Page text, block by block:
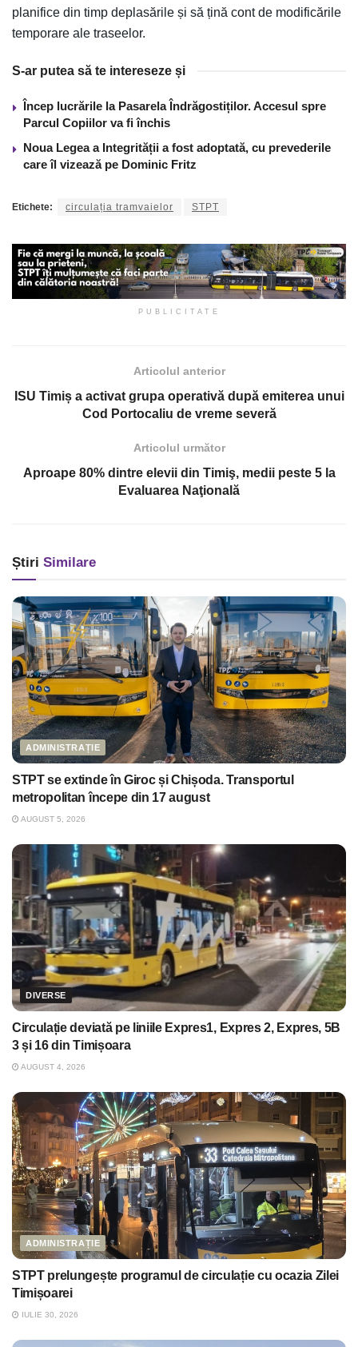
planifice din timp deplasările și să țină cont de modificările
temporare ale traseelor.
S-ar putea să te intereseze și
Încep lucrările la Pasarela Îndrăgostiților. Accesul spre
Parcul Copiilor va fi închis
Noua Legea a Integrității a fost adoptată, cu prevederile
care îl vizează pe Dominic Fritz
Etichete: circulația tramvaielor STPT
PUBLICITATE
Articolul anterior
ISU Timiș a activat grupa operativă după emiterea unui
Cod Portocaliu de vreme severă
Articolul următor
Aproape 80% dintre elevii din Timiş, medii peste 5 la
Evaluarea Naţională
Știri Similare
ADMINISTRAȚIE
STPT se extinde în Giroc și Chișoda. Transportul
metropolitan începe din 17 august
AUGUST 5, 2026
DIVERSE
Circulație deviată pe liniile Expres1, Expres 2, Expres, 5B
3 și 16 din Timișoara
AUGUST 4, 2026
ADMINISTRAȚIE
STPT prelungește programul de circulație cu ocazia Zilei
Timișoarei
IULIE 30, 2026